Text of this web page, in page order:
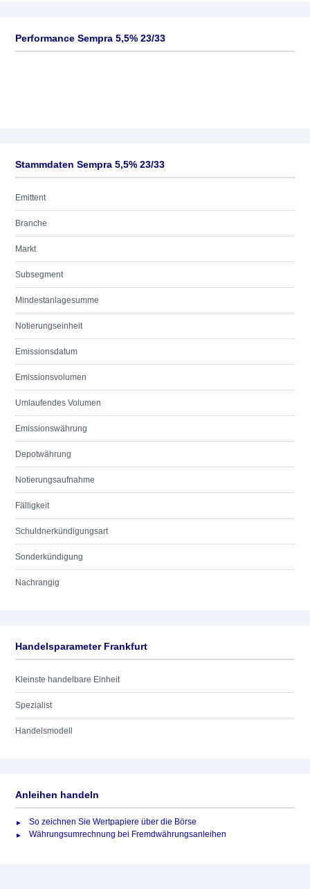
Performance Sempra 5,5% 23/33
Stammdaten Sempra 5,5% 23/33
Emittent
Branche
Markt
Subsegment
Mindestanlagesumme
Notierungseinheit
Emissionsdatum
Emissionsvolumen
Umlaufendes Volumen
Emissionswährung
Depotwährung
Notierungsaufnahme
Fälligkeit
Schuldnerkündigungsart
Sonderkündigung
Nachrangig
Handelsparameter Frankfurt
Kleinste handelbare Einheit
Spezialist
Handelsmodell
Anleihen handeln
So zeichnen Sie Wertpapiere über die Börse
Währungsumrechnung bei Fremdwährungsanleihen